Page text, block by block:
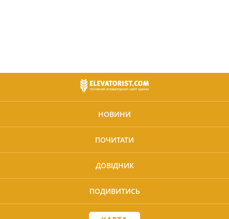
НОВИНИ
ПОЧИТАТИ
ДОВІДНИК
ПОДИВИТИСЬ